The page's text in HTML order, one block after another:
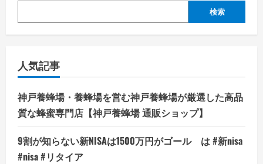
検索
人気記事
神戸養蜂場・養蜂場を営む神戸養蜂場が厳選した高品
質な蜂蜜専門店【神戸養蜂場 通販ショップ】
9割が知らない新NISAは1500万円がゴール は #新nisa
#nisa #リタイア